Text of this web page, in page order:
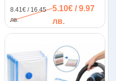
с календар
час
8.41€ / 16.45
лв.
5.10€ / 9.97
лв.